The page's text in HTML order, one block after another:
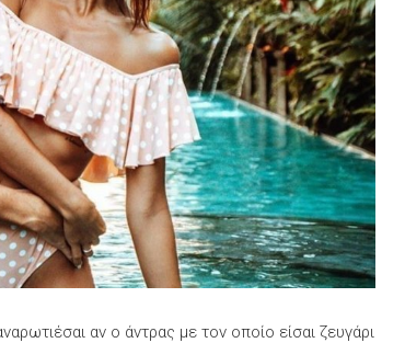
αν ο άντρας με τον οποίο είσαι ζευγάρι